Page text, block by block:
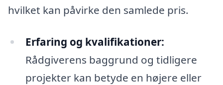
hvilket kan påvirke den samlede pris.
Erfaring og kvalifikationer:
Rådgiverens baggrund og tidligere
projekter kan betyde en højere eller